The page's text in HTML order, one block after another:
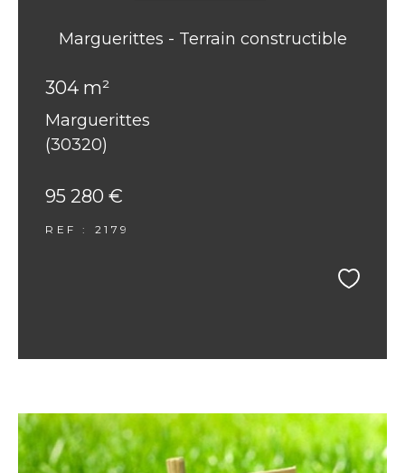
Marguerittes - Terrain constructible
304 m²
Marguerittes
(30320)
95 280 €
REF : 2179